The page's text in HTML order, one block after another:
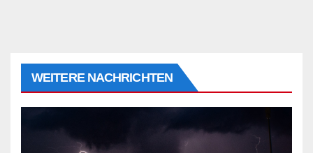
WEITERE NACHRICHTEN